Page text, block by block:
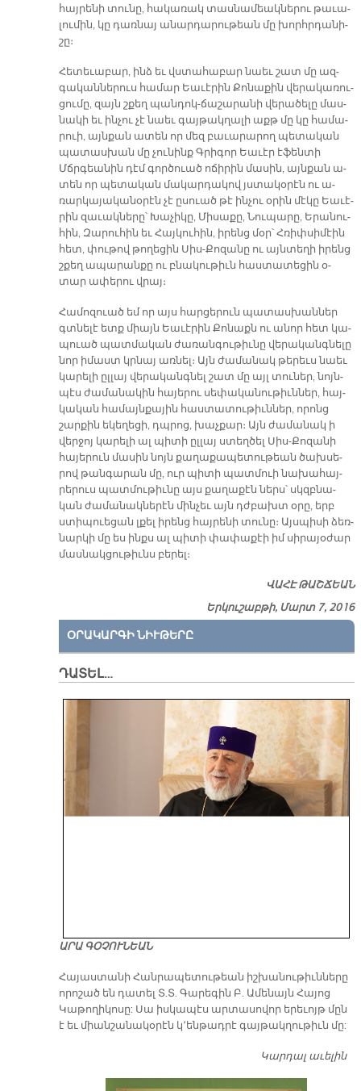
հայ­րե­նի տու­նը, հա­կա­ռակ տաս­նա­մեակ­նե­րու թա­ւա­
լու­մին, կը դառ­նայ ա­նար­դա­րու­թեան մը խորհր­դա­նի­
շը։
Հե­տե­ւա­բար, ինձ եւ վստա­հա­բար նաեւ շատ մը ազ­
գա­կան­նե­րուս հա­մար Եա­ւէ­րին Քո­նա­քին վե­րա­կա­ռու­
ցու­մը, զայն շքեղ պան­դոկ-ճա­շա­րա­նի վե­րա­ծե­լը մաս­
նա­կի եւ ին­չու չէ նաեւ գայ­թակ­ղա­լի աքթ մը կը հա­մա­
րուի, այն­քան ա­տեն որ մեզ բա­ւա­րա­րող պե­տա­կան
պա­տաս­խան մը չու­նինք Գրի­գոր Եա­ւէր է­ֆեն­տի
Մճրգեա­նին դէմ գոր­ծուած ո­ճի­րին մա­սին, այն­քան ա­
տեն որ պե­տա­կան մա­կար­դա­կով յստա­կօ­րէն ու ա­
ռար­կա­յա­կա­նօ­րէն չէ ը­սուած թէ ին­չու օ­րին մէ­կը Եա­ւէ­
րին զա­ւակ­նե­րը՝ Խա­չի­կը, Մի­սա­քը, Նու­պա­րը, Ե­րա­նու­
հին, Զա­րու­հին եւ Հայ­կու­հին, ի­րենց մօր՝ Հռիփ­սի­մէին
հետ, փու­թով թո­ղե­ցին Սիս-Քո­զա­նը ու այն­տե­ղի ի­րենց
շքեղ ա­պա­րան­քը ու բնա­կու­թիւն հաս­տա­տե­ցին օ­
տար ա­փե­րու վրայ։
Հա­մո­զուած եմ որ այս հար­ցե­րուն պա­տաս­խան­ներ
գտնե­լէ ետք միայն Եա­ւէ­րին Քո­նաքն ու ա­նոր հետ կա­
պուած պատ­մա­կան ժա­ռան­գու­թիւ­նը վե­րա­կանգ­նե­լը
նոր ի­մաստ կրնայ առ­նել։ Այն ժա­մա­նակ թե­րեւս նաեւ
կա­րե­լի ըլ­լայ վե­րա­կանգ­նել շատ մը այլ տու­ներ, նոյն­
պէս ժա­մա­նա­կին հա­յե­րու սե­փա­կա­նու­թիւն­ներ, հայ­
կա­կան հա­մայն­քա­յին հաս­տա­տու­թիւն­ներ, ո­րոնց
շար­քին ե­կե­ղե­ցի, դպրոց, խաչ­քար։ Այն ժա­մա­նակ ի
վեր­ջոյ կա­րե­լի ալ պի­տի ըլ­լայ ստեղ­ծել Սիս-Քո­զա­նի
հա­յե­րուն մա­սին նոյն քա­ղա­քա­պե­տու­թեան ծախ­սե­
րով թան­գա­րան մը, ուր պի­տի պատ­մուի նա­խա­հայ­
րե­րուս պատ­մու­թիւ­նը այս քա­ղա­քէն ներս՝ սկզբնա­
կան ժա­մա­նակ­նե­րէն մին­չեւ այն դժբախտ օ­րը, երբ
ստի­պուե­ցան լքել ի­րենց հայ­րե­նի տու­նը։ Այս­պի­սի ձեռ­
նար­կի մը ես ինքս ալ պի­տի փա­փա­քէի իմ սի­րա­յօ­ժար
մաս­նակ­ցու­թիւնս բե­րե­լ։
ՎԱ­ՀԷ ԹԱՇ­ՃԵԱՆ
Երկուշաբթի, Մարտ 7, 2016
ՕՐԱԿԱՐԳԻ ՆԻՒԹԵՐԸ
ԴԱՏԵԼ…
ԱՐԱ ԳՕՉՈՒՆԵԱՆ
​Հայաստանի Հանրապետութեան իշխանութիւնները
որոշած են դատել Տ.Տ. Գարեգին Բ. Ամենայն Հայոց
Կաթողիկոսը: Սա իսկապէս արտասովոր երեւոյթ մըն
է եւ միանշանակօրէն կ՚ենթադրէ գայթակղութիւն մը:
Կարդալ աւելին